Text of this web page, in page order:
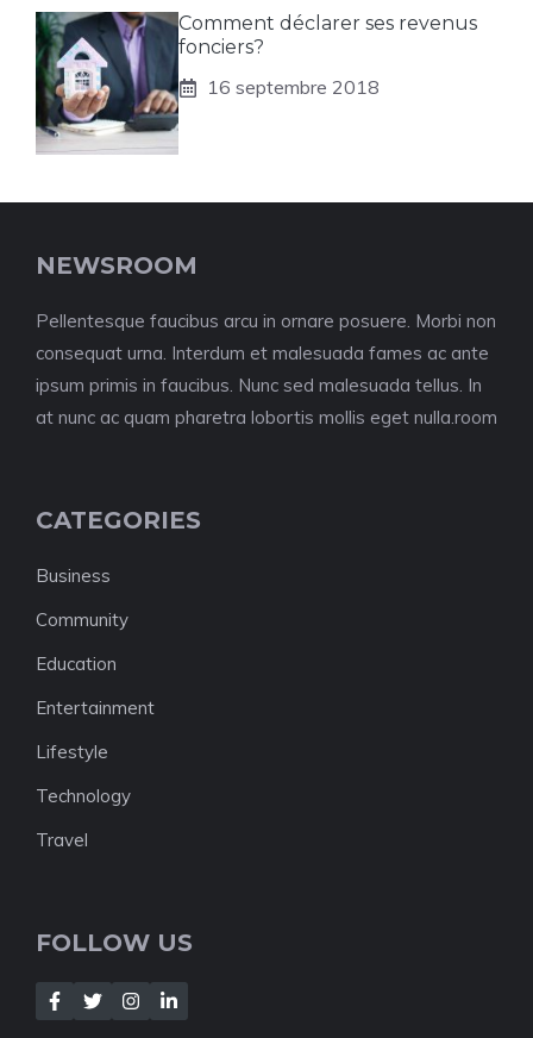
Comment déclarer ses revenus
fonciers?
16 septembre 2018
NEWSROOM
Pellentesque faucibus arcu in ornare posuere. Morbi non
consequat urna. Interdum et malesuada fames ac ante
ipsum primis in faucibus. Nunc sed malesuada tellus. In
at nunc ac quam pharetra lobortis mollis eget nulla.room
CATEGORIES
Business
Community
Education
Entertainment
Lifestyle
Technology
Travel
FOLLOW US